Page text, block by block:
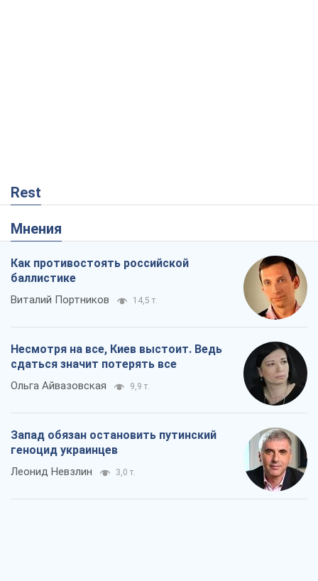
Rest
Мнения
Как противостоять российской
баллистике
Виталий Портников 14,5 т.
Несмотря на все, Киев выстоит. Ведь
сдаться значит потерять все
Ольга Айвазовская 9,9 т.
Запад обязан остановить путинский
геноцид украинцев
Леонид Невзлин 3,0 т.